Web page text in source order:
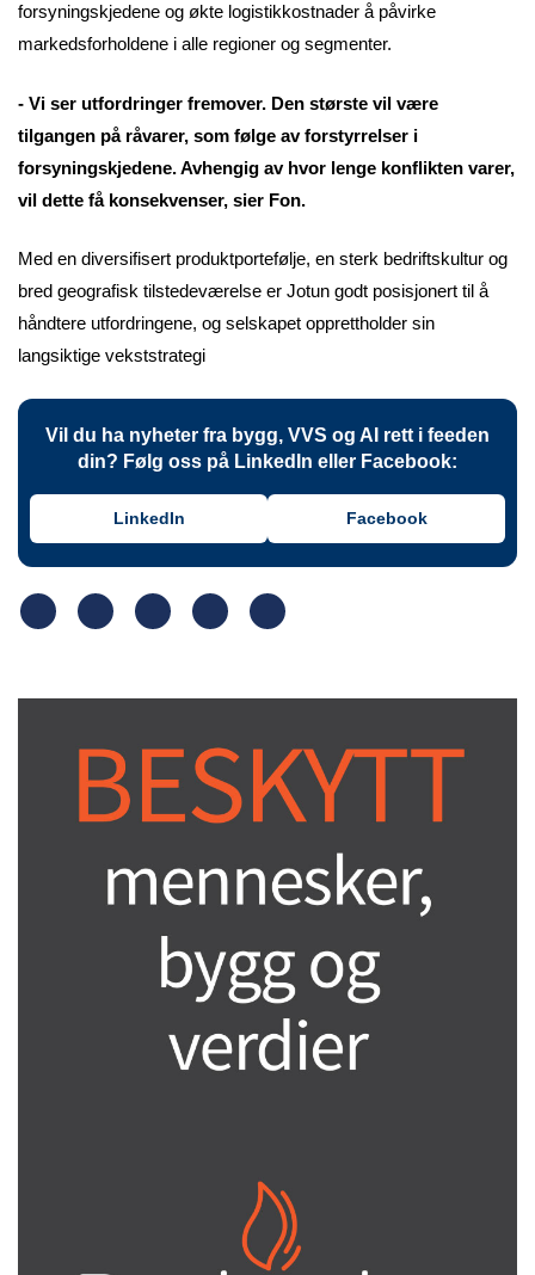
forsyningskjedene og økte logistikkostnader å påvirke
markedsforholdene i alle regioner og segmenter.
- Vi ser utfordringer fremover. Den største vil være
tilgangen på råvarer, som følge av forstyrrelser i
forsyningskjedene. Avhengig av hvor lenge konflikten varer,
vil dette få konsekvenser, sier Fon.
Med en diversifisert produktportefølje, en sterk bedriftskultur og
bred geografisk tilstedeværelse er Jotun godt posisjonert til å
håndtere utfordringene, og selskapet opprettholder sin
langsiktige vekststrategi
Vil du ha nyheter fra bygg, VVS og AI rett i feeden
din? Følg oss på LinkedIn eller Facebook:
LinkedIn Facebook